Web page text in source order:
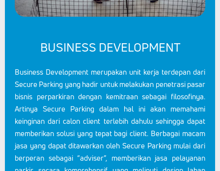
BUSINESS DEVELOPMENT
Business Development merupakan unit kerja terdepan dari
Secure Parking yang hadir untuk melakukan penetrasi pasar
bisnis perparkiran dengan kemitraan sebagai filosofinya.
Artinya Secure Parking dalam hal ini akan memahami
keinginan dari calon client terlebih dahulu sehingga dapat
memberikan solusi yang tepat bagi client. Berbagai macam
jasa yang dapat ditawarkan oleh Secure Parking mulai dari
berperan sebagai “adviser”, memberikan jasa pelayanan